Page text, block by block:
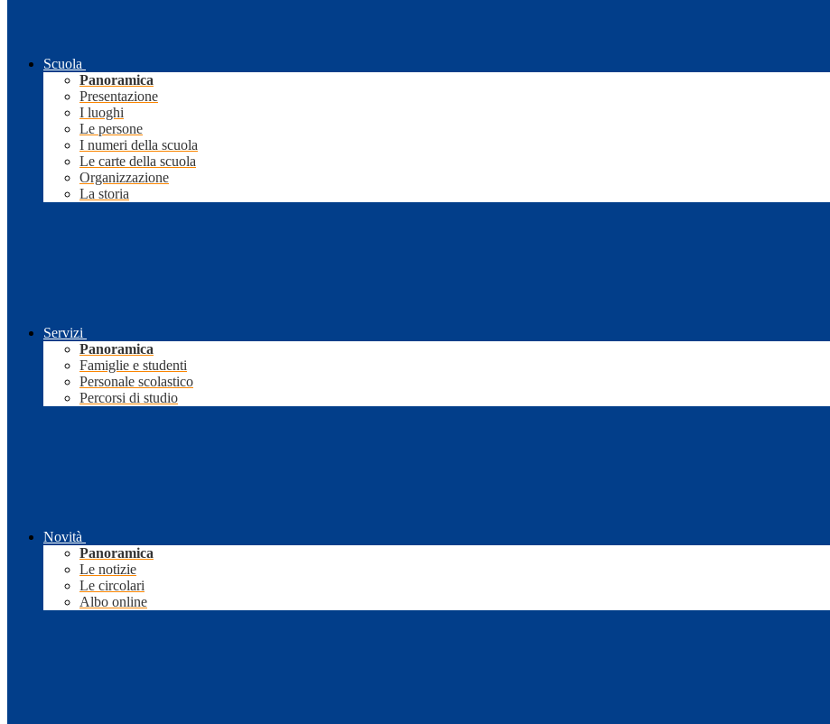
Scuola
Panoramica
Presentazione
I luoghi
Le persone
I numeri della scuola
Le carte della scuola
Organizzazione
La storia
Servizi
Panoramica
Famiglie e studenti
Personale scolastico
Percorsi di studio
Novità
Panoramica
Le notizie
Le circolari
Albo online